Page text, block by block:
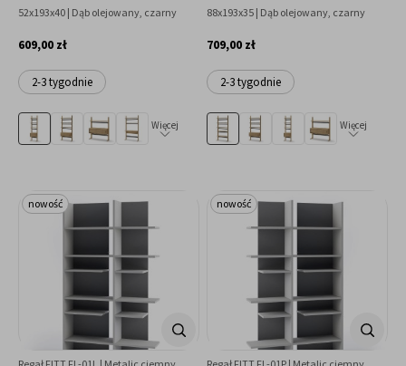
52x193x40 | Dąb olejowany, czarny
609,00 zł
2-3 tygodnie
Więcej
88x193x35 | Dąb olejowany, czarny
709,00 zł
2-3 tygodnie
Więcej
nowość nowość